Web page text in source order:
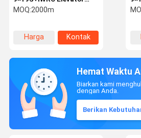
Steel Rope Lifting And
Hoisting
MOQ:2000m
Harga
Kontak
Hemat Waktu
Biarkan kami
dengan Anda.
Berikan